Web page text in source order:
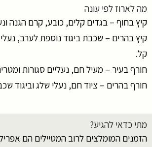
מה לארוז לפי עונה
קיץ בחוף – בגדים קלים, כובע, קרם הגנה
קיץ בהרים – שכבת ביגוד נוספת לערב,
קל.
חורף בעיר – מעיל חם, נעליים סגורות
חורף בהרים – ציוד חם, נעלי שלג וביגוד
מתי כדאי להגיע?
הזמנים המומלצים לרוב המטיילים הם